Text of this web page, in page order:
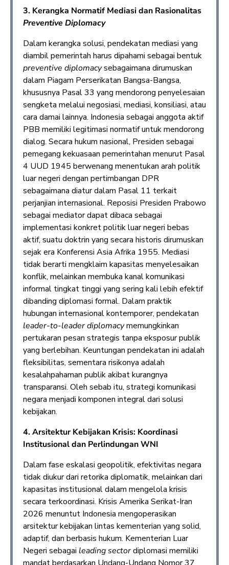
3. Kerangka Normatif Mediasi dan Rasionalitas
Preventive Diplomacy
Dalam kerangka solusi, pendekatan mediasi yang
diambil pemerintah harus dipahami sebagai bentuk
preventive diplomacysebagaimana dirumuskan
dalam Piagam Perserikatan Bangsa-Bangsa,
khususnya Pasal 33 yang mendorong penyelesaian
sengketa melalui negosiasi, mediasi, konsiliasi, atau
cara damai lainnya. Indonesia sebagai anggota aktif
PBB memiliki legitimasi normatif untuk mendorong
dialog. Secara hukum nasional, Presiden sebagai
pemegang kekuasaan pemerintahan menurut Pasal
4 UUD 1945 berwenang menentukan arah politik
luar negeri dengan pertimbangan DPR
sebagaimana diatur dalam Pasal 11 terkait
perjanjian internasional. Reposisi Presiden Prabowo
sebagai mediator dapat dibaca sebagai
implementasi konkret politik luar negeri bebas
aktif, suatu doktrin yang secara historis dirumuskan
sejak era Konferensi Asia Afrika 1955. Mediasi
tidak berarti mengklaim kapasitas menyelesaikan
konflik, melainkan membuka kanal komunikasi
informal tingkat tinggi yang sering kali lebih efektif
dibanding diplomasi formal. Dalam praktik
hubungan internasional kontemporer, pendekatan
leader-to-leader diplomacymemungkinkan
pertukaran pesan strategis tanpa eksposur publik
yang berlebihan. Keuntungan pendekatan ini adalah
fleksibilitas, sementara risikonya adalah
kesalahpahaman publik akibat kurangnya
transparansi. Oleh sebab itu, strategi komunikasi
negara menjadi komponen integral dari solusi
kebijakan.
4. Arsitektur Kebijakan Krisis: Koordinasi
Institusional dan Perlindungan WNI
Dalam fase eskalasi geopolitik, efektivitas negara
tidak diukur dari retorika diplomatik, melainkan dari
kapasitas institusional dalam mengelola krisis
secara terkoordinasi. Krisis Amerika Serikat-Iran
2026 menuntut Indonesia mengoperasikan
arsitektur kebijakan lintas kementerian yang solid,
adaptif, dan berbasis hukum. Kementerian Luar
Negeri sebagai leading sectordiplomasi memiliki